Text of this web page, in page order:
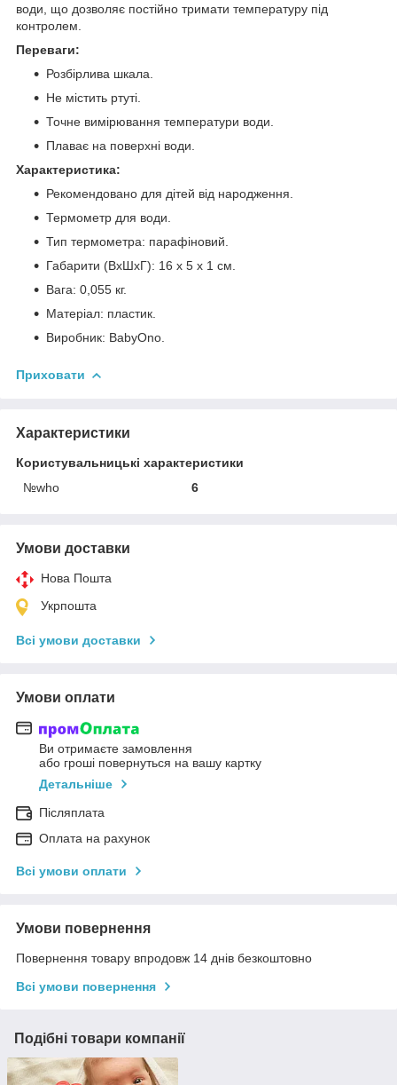
води, що дозволяє постійно тримати температуру під
контролем.
Переваги:
Розбірлива шкала.
Не містить ртуті.
Точне вимірювання температури води.
Плаває на поверхні води.
Характеристика:
Рекомендовано для дітей від народження.
Термометр для води.
Тип термометра: парафіновий.
Габарити (ВхШхГ): 16 x 5 x 1 см.
Вага: 0,055 кг.
Матеріал: пластик.
Виробник: BabyOno.
Приховати
Характеристики
Користувальницькі характеристики
№who
6
Умови доставки
Нова Пошта
Укрпошта
Всі умови доставки
Умови оплати
Ви отримаєте замовлення
або гроші повернуться на вашу картку
Детальніше
Післяплата
Оплата на рахунок
Всі умови оплати
Умови повернення
Повернення товару впродовж 14 днів безкоштовно
Всі умови повернення
Подібні товари компанії